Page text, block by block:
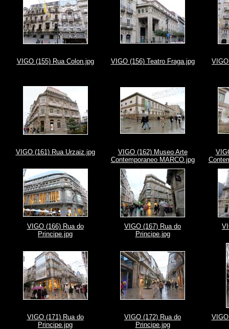
VIGO (155) Rua Colon.jpg VIGO (156) Teatro Fraga.jpg
VIGO (161) Rua Urzaiz.jpg
VIGO (162) Museo Arte
Contemporaneo MARCO.jpg
VIGO (166) Rua do
Principe.jpg
VIGO (167) Rua do
Principe.jpg
VIGO (171) Rua do
Principe.jpg
VIGO (172) Rua do
Principe.jpg